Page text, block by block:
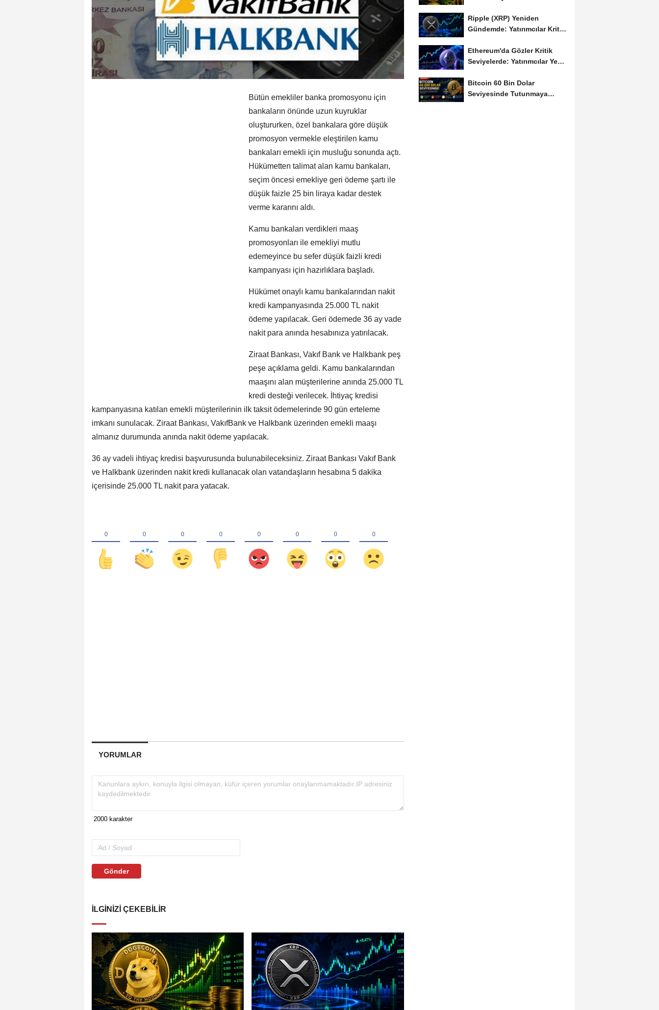
Bütün emekliler banka promosyonu için
bankaların önünde uzun kuyruklar
oluştururken, özel bankalara göre düşük
promosyon vermekle eleştirilen kamu
bankaları emekli için musluğu sonunda açtı.
Hükümetten talimat alan kamu bankaları,
seçim öncesi emekliye geri ödeme şartı ile
düşük faizle 25 bin liraya kadar destek
verme kararını aldı.
Kamu bankaları verdikleri maaş
promosyonları ile emekliyi mutlu
edemeyince bu sefer düşük faizli kredi
kampanyası için hazırlıklara başladı.
Hükümet onaylı kamu bankalarından nakit
kredi kampanyasında 25.000 TL nakit
ödeme yapılacak. Geri ödemede 36 ay vade
nakit para anında hesabınıza yatırılacak.
Ziraat Bankası, Vakıf Bank ve Halkbank peş
peşe açıklama geldi. Kamu bankalarından
maaşını alan müşterilerine anında 25.000 TL
kredi desteği verilecek. İhtiyaç kredisi
kampanyasına katılan emekli müşterilerinin ilk taksit ödemelerinde 90 gün erteleme
imkanı sunulacak. Ziraat Bankası, VakıfBank ve Halkbank üzerinden emekli maaşı
almanız durumunda anında nakit ödeme yapılacak.
36 ay vadeli ihtiyaç kredisi başvurusunda bulunabileceksiniz. Ziraat Bankası Vakıf Bank
ve Halkbank üzerinden nakit kredi kullanacak olan vatandaşların hesabına 5 dakika
içerisinde 25.000 TL nakit para yatacak.
YORUMLAR
Gönder
İLGINIZI ÇEKEBILIR
de...
Ripple (XRP) Yeniden
Gündemde: Yatırımcılar Kritik
Ethereum'da Gözler Kritik
Seviyelerde: Yatırımcılar Yeni
Bitcoin 60 Bin Dolar
Seviyesinde Tutunmaya